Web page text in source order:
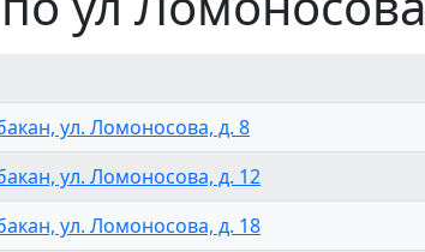
ул. Ломоносова, д. 8
ул. Ломоносова, д. 12
ул. Ломоносова, д. 18